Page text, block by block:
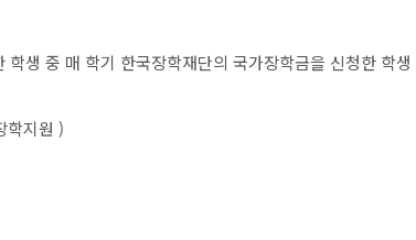
학생 중 매 학기 한국장학재단의 국가장학금을 신청한 학생
학지원 )